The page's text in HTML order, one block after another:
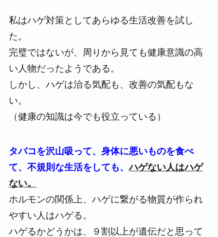
私はハゲ対策としてあらゆる生活改善を試し
た。
完璧ではないが、周りから見ても健康意識の高
い人物だったようである。
しかし、 ハゲは治る気配も、改善の気配もな
い。
（健康の知識は今でも役立っている）
タバコを沢山吸って、身体に悪いものを食べ
て、不規則な生活をしても、ハゲない人はハゲ
ない。
ホルモンの関係上、ハゲに繋がる物質が作られ
やすい人はハゲる。
ハゲるかどうかは、９割以上が遺伝だと思って